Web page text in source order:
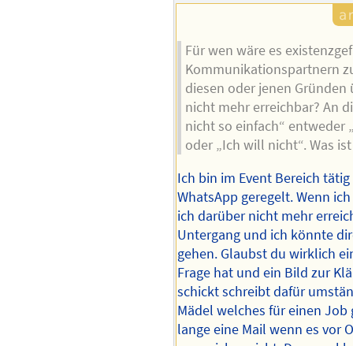
Für wen wäre es
Kommunikationspartnern
diesen oder jenen Gründen
nicht mehr erreichbar? An
nicht so einfach“ entweder
oder „Ich will nicht“. Was
Ich bin im Event Bereich
WhatsApp geregelt. Wenn
ich darüber nicht mehr
Untergang und ich könnte
gehen. Glaubst du wirklich
Frage hat und ein Bild zur
schickt schreibt dafür
Mädel welches für einen
lange eine Mail wenn es vor